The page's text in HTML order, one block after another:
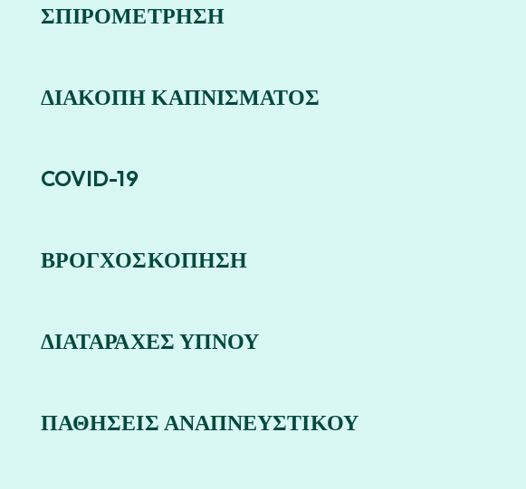
ΣΠΙΡΟΜΕΤΡΗΣΗ
ΔΙΑΚΟΠΗ ΚΑΠΝΙΣΜΑΤΟΣ
COVID-19
ΒΡΟΓΧΟΣΚΟΠΗΣΗ
ΔΙΑΤΑΡΑΧΕΣ ΥΠΝΟΥ
ΠΑΘΗΣΕΙΣ ΑΝΑΠΝΕΥΣΤΙΚΟΥ